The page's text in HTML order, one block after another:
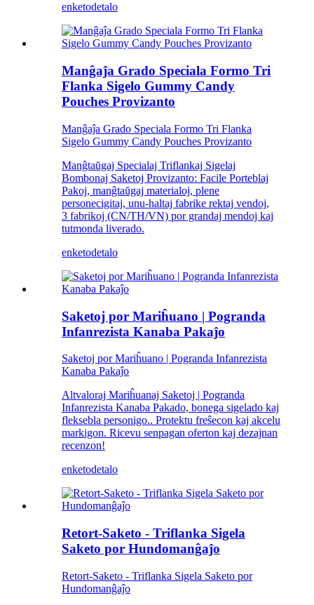
enketodetalo
Manĝaĵa Grado Speciala Formo Tri
Flanka Sigelo Gummy Candy
Pouches Provizanto
Manĝaĵa Grado Speciala Formo Tri Flanka
Sigelo Gummy Candy Pouches Provizanto
Manĝtaŭgaj Specialaj Triflankaj Sigelaj
Bombonaj Saketoj Provizanto: Facile Porteblaj
Pakoj, manĝtaŭgaj materialoj, plene
personecigitaj, unu-haltaj fabrike rektaj vendoj,
3 fabrikoj (CN/TH/VN) por grandaj mendoj kaj
tutmonda liverado.
enketodetalo
Saketoj por Mariĥuano | Pogranda
Infanrezista Kanaba Pakaĵo
Saketoj por Mariĥuano | Pogranda Infanrezista
Kanaba Pakaĵo
Altvaloraj Mariĥuanaj Saketoj | Pogranda
Infanrezista Kanaba Pakado, bonega sigelado kaj
fleksebla personigo.. Protektu freŝecon kaj akcelu
markigon. Ricevu senpagan oferton kaj dezajnan
recenzon!
enketodetalo
Retort-Saketo - Triflanka Sigela
Saketo por Hundomanĝaĵo
Retort-Saketo - Triflanka Sigela Saketo por
Hundomanĝaĵo